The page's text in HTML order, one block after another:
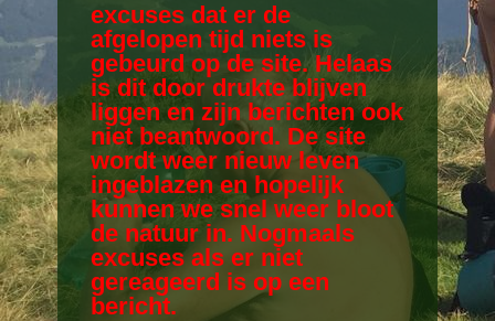
excuses dat er de
afgelopen tijd niets is
gebeurd op de site. Helaas
is dit door drukte blijven
liggen en zijn berichten ook
niet beantwoord. De site
wordt weer nieuw leven
ingeblazen en hopelijk
kunnen we snel weer bloot
de natuur in. Nogmaals
excuses als er niet
gereageerd is op een
bericht.